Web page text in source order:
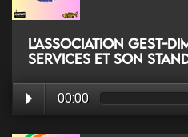
L'association GEST-
services et son stand
00:00